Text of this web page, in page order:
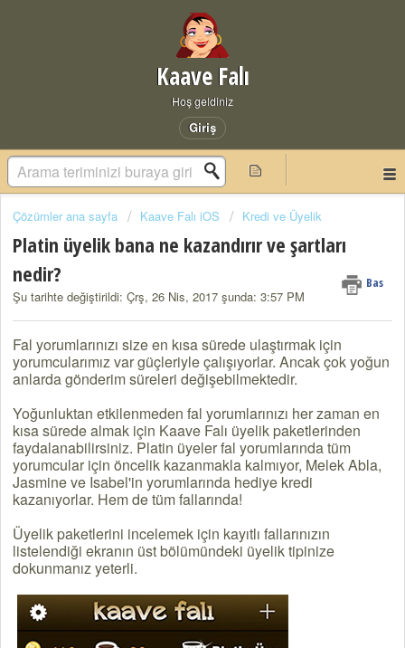
Kaave Falı
Hoş geldiniz
Giriş
Çözümler ana sayfa Kaave Falı iOS Kredi ve Üyelik
Platin üyelik bana ne kazandırır ve şartları
nedir?
Bas
Şu tarihte değiştirildi: Çrş, 26 Nis, 2017 şunda: 3:57 PM
Fal yorumlarınızı size en kısa sürede ulaştırmak için
yorumcularımız var güçleriyle çalışıyorlar. Ancak çok yoğun
anlarda gönderim süreleri değişebilmektedir.
Yoğunluktan etkilenmeden fal yorumlarınızı her zaman en
kısa sürede almak için Kaave Falı üyelik paketlerinden
faydalanabilirsiniz. Platin üyeler fal yorumlarında tüm
yorumcular için öncelik kazanmakla kalmıyor, Melek Abla,
Jasmine ve Isabel'in yorumlarında hediye kredi
kazanıyorlar. Hem de tüm fallarında!
Üyelik paketlerini incelemek için kayıtlı fallarınızın
listelendiği ekranın üst bölümündeki üyelik tipinize
dokunmanız yeterli.